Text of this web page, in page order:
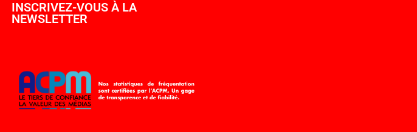
INSCRIVEZ-VOUS À LA
NEWSLETTER